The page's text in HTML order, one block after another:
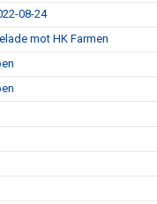
08-24
mot HK Farmen